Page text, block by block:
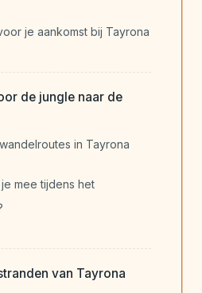
je aankomst bij Tayrona
de jungle naar de
in Tayrona
mee tijdens het
van Tayrona